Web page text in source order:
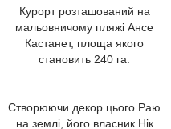
Курорт розташований на
мальовничому пляжі Ансе
Кастанет, площа якого
становить 240 га.
Створюючи декор цього Раю
на землі, його власник Нік